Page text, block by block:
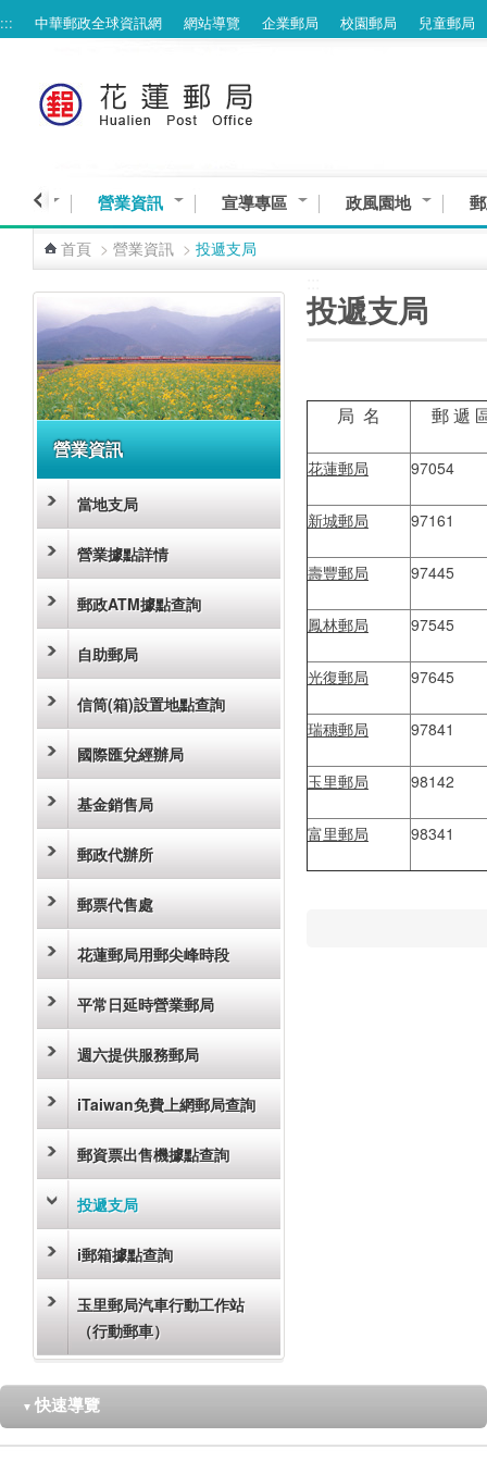
跳到主要內容區塊
::: 中華郵政全球資訊網 網站導覽 企業郵局 校園郵局 兒童郵局
服務 營業資訊 宣導專區 政風園地
首頁 > 營業資訊 > 投遞支局
營業資訊
當地支局
營業據點詳情
郵政ATM據點查詢
自助郵局
信筒(箱)設置地點查詢
國際匯兌經辦局
基金銷售局
郵政代辦所
郵票代售處
花蓮郵局用郵尖峰時段
平常日延時營業郵局
週六提供服務郵局
iTaiwan免費上網郵局查詢
郵資票出售機據點查詢
投遞支局
i郵箱據點查詢
玉里郵局汽車行動工作站
（行動郵車）
投遞支局
局 名 郵 遞
花蓮郵局 97054
新城郵局 97161
壽豐郵局 97445
鳳林郵局 97545
光復郵局 97645
瑞穗郵局 97841
玉里郵局 98142
富里郵局 98341
▼ 快速導覽